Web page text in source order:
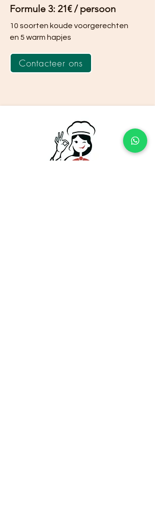
Formule 3: 21€ / persoon
10 soorten koude voorgerechten
en 5 warm hapjes
Contacteer ons